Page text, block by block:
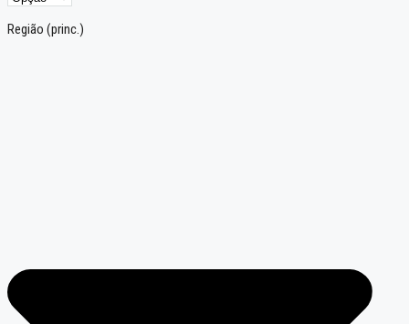
Região (princ.)